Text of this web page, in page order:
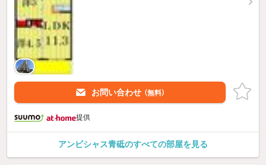
お問い合わせ （無料）
提供
アンビシャス青砥のすべての部屋を見る